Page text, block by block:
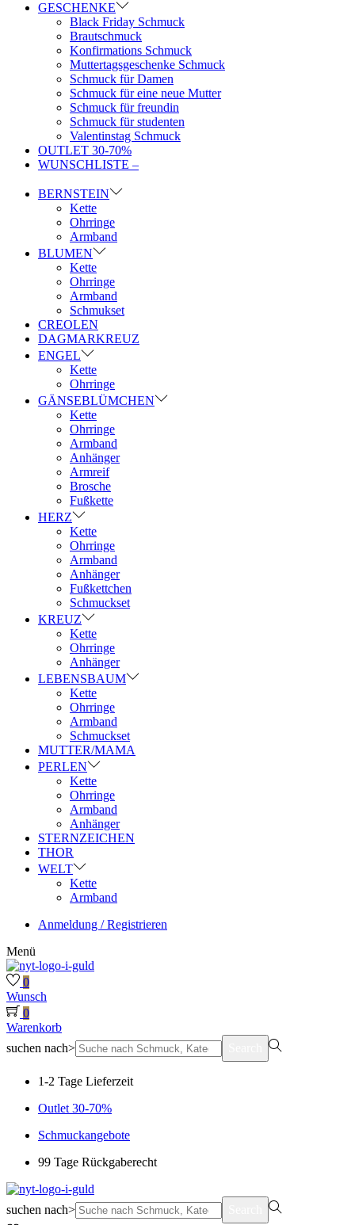
GESCHENKE
Black Friday Schmuck
Brautschmuck
Konfirmations Schmuck
Muttertagsgeschenke Schmuck
Schmuck für Damen
Schmuck für eine neue Mutter
Schmuck für freundin
Schmuck für studenten
Valentinstag Schmuck
OUTLET 30-70%
WUNSCHLISTE –
BERNSTEIN
Kette
Ohrringe
Armband
BLUMEN
Kette
Ohrringe
Armband
Schmukset
CREOLEN
DAGMARKREUZ
ENGEL
Kette
Ohrringe
GÄNSEBLÜMCHEN
Kette
Ohrringe
Armband
Anhänger
Armreif
Brosche
Fußkette
HERZ
Kette
Ohrringe
Armband
Anhänger
Fußkettchen
Schmuckset
KREUZ
Kette
Ohrringe
Anhänger
LEBENSBAUM
Kette
Ohrringe
Armband
Schmuckset
MUTTER/MAMA
PERLEN
Kette
Ohrringe
Armband
Anhänger
STERNZEICHEN
THOR
WELT
Kette
Armband
Anmeldung / Registrieren
Menü
0
Wunsch
0
Warenkorb
suchen nach>
1-2 Tage Lieferzeit
Outlet 30-70%
Schmuckangebote
99 Tage Rückgaberecht
suchen nach>